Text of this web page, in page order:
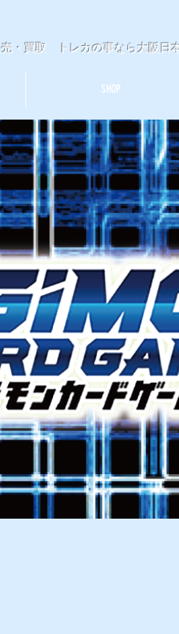
売・買取 トレカの事なら大阪日
SHOP